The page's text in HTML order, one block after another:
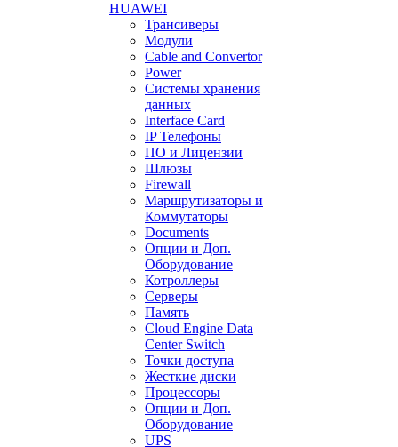
HUAWEI
Трансиверы
Модули
Cable and Convertor
Power
Системы хранения
данных
Interface Card
IP Телефоны
ПО и Лицензии
Шлюзы
Firewall
Маршрутизаторы и
Коммутаторы
Documents
Опции и Доп.
Оборудование
Котроллеры
Серверы
Память
Cloud Engine Data
Center Switch
Точки доступа
Жесткие диски
Процессоры
Опции и Доп.
Оборудование
UPS